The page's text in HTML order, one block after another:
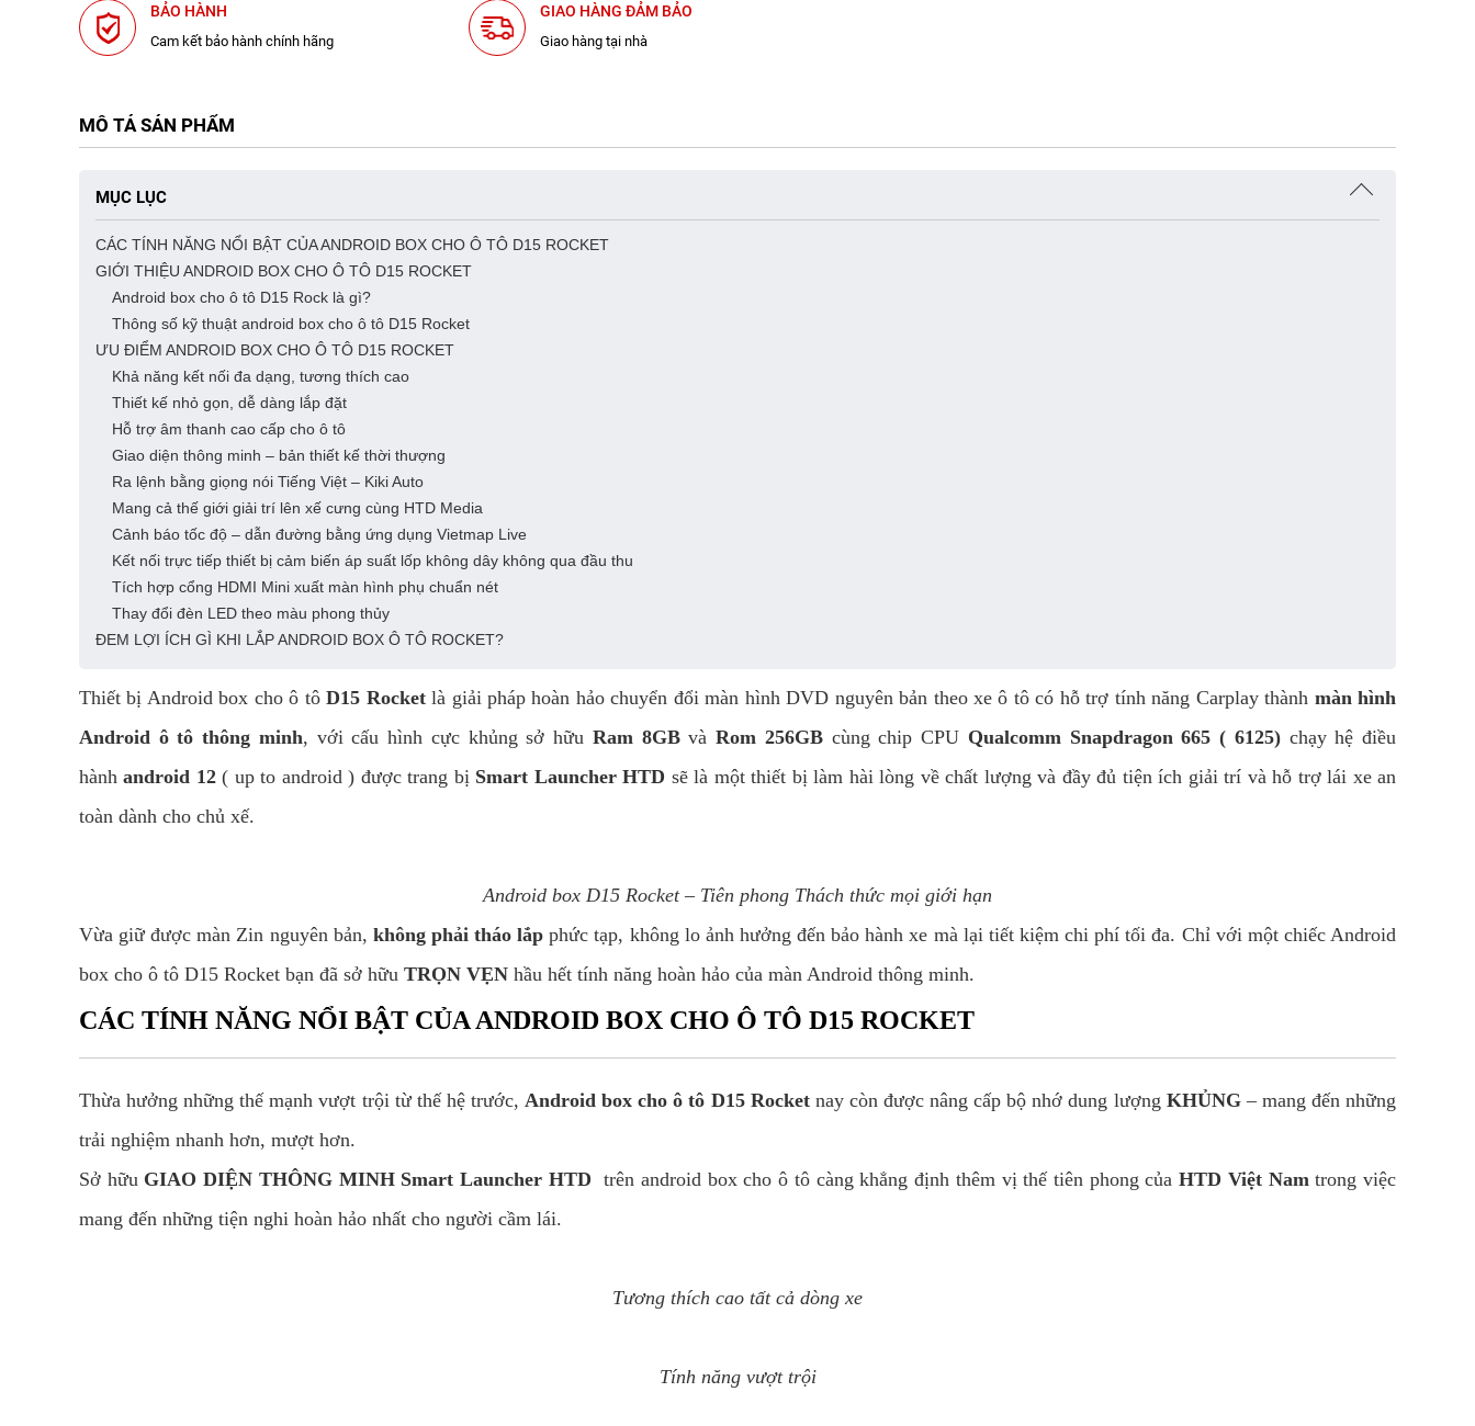
BẢO HÀNH
Cam kết bảo hành chính hãng
GIAO HÀNG ĐẢM BẢO
Giao hàng tại nhà
MÔ TẢ SẢN PHẨM
MỤC LỤC
CÁC TÍNH NĂNG NỔI BẬT CỦA ANDROID BOX CHO Ô TÔ D15 ROCKET
GIỚI THIỆU ANDROID BOX CHO Ô TÔ D15 ROCKET
Android box cho ô tô D15 Rock là gì?
Thông số kỹ thuật android box cho ô tô D15 Rocket
ƯU ĐIỂM ANDROID BOX CHO Ô TÔ D15 ROCKET
Khả năng kết nối đa dạng, tương thích cao
Thiết kế nhỏ gọn, dễ dàng lắp đặt
Hỗ trợ âm thanh cao cấp cho ô tô
Giao diện thông minh – bản thiết kế thời thượng
Ra lệnh bằng giọng nói Tiếng Việt – Kiki Auto
Mang cả thế giới giải trí lên xế cưng cùng HTD Media
Cảnh báo tốc độ – dẫn đường bằng ứng dụng Vietmap Live
Kết nối trực tiếp thiết bị cảm biến áp suất lốp không dây không qua đầu thu
Tích hợp cổng HDMI Mini xuất màn hình phụ chuẩn nét
Thay đổi đèn LED theo màu phong thủy
ĐEM LỢI ÍCH GÌ KHI LẮP ANDROID BOX Ô TÔ ROCKET?
Thiết bị Android box cho ô tôD15 Rocketlà giải pháp hoàn hảo chuyển đổi màn hình DVD nguyên bản theo xe ô tô có hỗ trợ tính năng Carplay thành màn hình
Android ô tô thông minh, với cấu hình cực khủng sở hữu Ram 8GBvà Rom 256GBcùng chip CPU Qualcomm Snapdragon 665 ( 6125)chạy hệ điều
hành android 12( up to android ) được trang bị Smart Launcher HTD sẽ là một thiết bị làm hài lòng về chất lượng và đầy đủ tiện ích giải trí và hỗ trợ lái xe an
toàn dành cho chủ xế.
Android box D15 Rocket – Tiên phong Thách thức mọi giới hạn
Vừa giữ được màn Zin nguyên bản, không phải tháo lắp phức tạp, không lo ảnh hưởng đến bảo hành xe mà lại tiết kiệm chi phí tối đa. Chỉ với một chiếc Android
box cho ô tô D15 Rocket bạn đã sở hữu TRỌN VẸN hầu hết tính năng hoàn hảo của màn Android thông minh.
CÁC TÍNH NĂNG NỔI BẬT CỦA ANDROID BOX CHO Ô TÔ D15 ROCKET
Thừa hưởng những thế mạnh vượt trội từ thế hệ trước,Android box cho ô tô D15 Rocketnay còn được nâng cấp bộ nhớ dung lượng KHỦNG– mang đến những
trải nghiệm nhanh hơn, mượt hơn.
Sở hữu GIAO DIỆN THÔNG MINH Smart Launcher HTD trên android box cho ô tô càng khẳng định thêm vị thế tiên phong củaHTD Việt Namtrong việc
mang đến những tiện nghi hoàn hảo nhất cho người cầm lái.
Tương thích cao tất cả dòng xe
Tính năng vượt trội